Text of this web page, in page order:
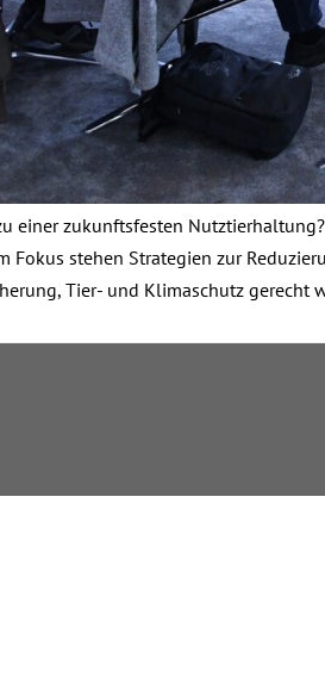
einer zukunftsfesten
Fokus stehen Strategien zur
Tier- und Klimaschutz gerecht